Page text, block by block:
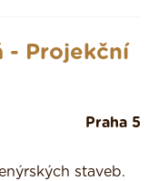
- Projekční
Praha 5
staveb.